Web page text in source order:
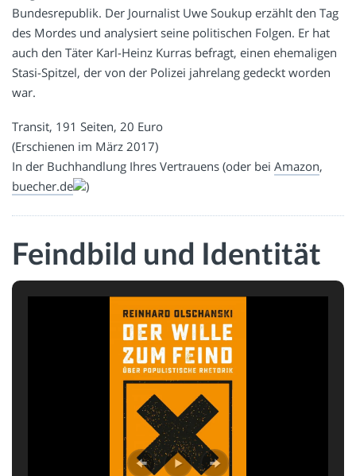
Bundesrepublik. Der Journalist Uwe Soukup erzählt den Tag
des Mordes und analysiert seine politischen Folgen. Er hat
auch den Täter Karl-Heinz Kurras befragt, einen ehemaligen
Stasi-Spitzel, der von der Polizei jahrelang gedeckt worden
war.
Transit, 191 Seiten, 20 Euro
(Erschienen im März 2017)
In der Buchhandlung Ihres Vertrauens (oder bei Amazon,
buecher.de
)
Feindbild und Identität